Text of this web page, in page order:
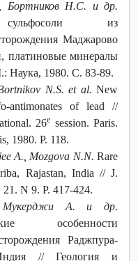
Бортников Н.С. и др.
сульфосоли из
Маджарово
платиновые минералы
Наука, 1980. С. 83-89.
N.S. et al. New
antimonates of lead //
26e session. Paris.
1980. P. 118.
A., Mozgova N.N. Rare
Rajastan, India // J.
N 9. P. 417-424.
Мукерджи А. и др.
особенности
Раджпура-
// Геология и